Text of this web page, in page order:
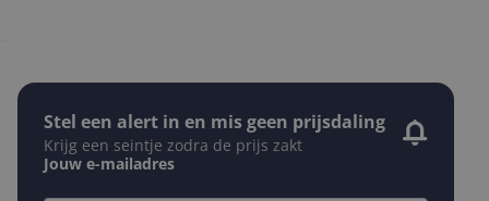
Stel een alert in en mis geen prijsdaling
Krijg een seintje zodra de prijs zakt
Jouw e-mailadres